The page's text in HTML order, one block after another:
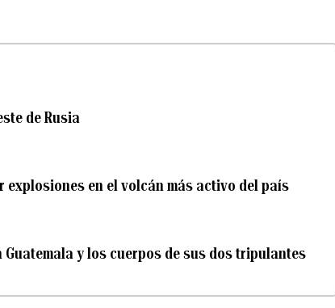
de Rusia
en el volcán más activo del país
y los cuerpos de sus dos tripulantes